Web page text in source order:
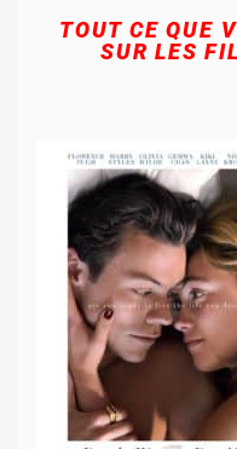
TOUT CE QUE
SUR LES